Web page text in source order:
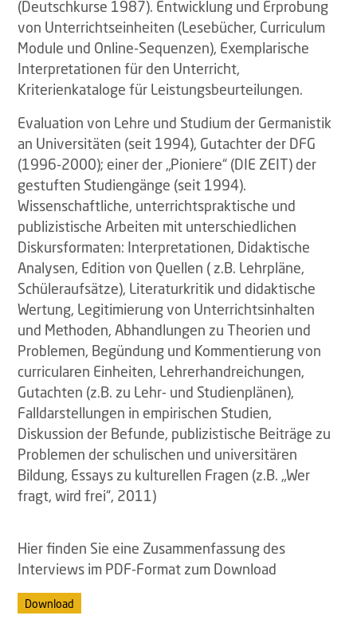
(Deutschkurse 1987). Entwicklung und Erprobung
von Unterrichtseinheiten (Lesebücher, Curriculum
Module und Online-Sequenzen), Exemplarische
Interpretationen für den Unterricht,
Kriterienkataloge für Leistungsbeurteilungen.
Evaluation von Lehre und Studium der Germanistik
an Universitäten (seit 1994), Gutachter der DFG
(1996-2000); einer der „Pioniere“ (DIE ZEIT) der
gestuften Studiengänge (seit 1994).
Wissenschaftliche, unterrichtspraktische und
publizistische Arbeiten mit unterschiedlichen
Diskursformaten: Interpretationen, Didaktische
Analysen, Edition von Quellen ( z.B. Lehrpläne,
Schüleraufsätze), Literaturkritik und didaktische
Wertung, Legitimierung von Unterrichtsinhalten
und Methoden, Abhandlungen zu Theorien und
Problemen, Begündung und Kommentierung von
curricularen Einheiten, Lehrerhandreichungen,
Gutachten (z.B. zu Lehr- und Studienplänen),
Falldarstellungen in empirischen Studien,
Diskussion der Befunde, publizistische Beiträge zu
Problemen der schulischen und universitären
Bildung, Essays zu kulturellen Fragen (z.B. „Wer
fragt, wird frei“, 2011)
Hier finden Sie eine Zusammenfassung des
Interviews im PDF-Format zum Download
Download